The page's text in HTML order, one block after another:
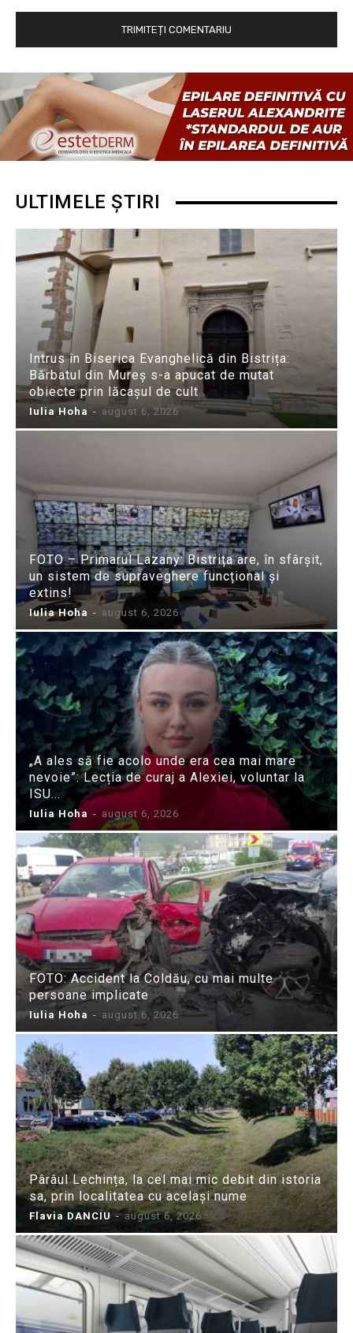
ULTIMELE ȘTIRI
Intrus în Biserica Evanghelică din Bistrița:
Bărbatul din Mureș s-a apucat de mutat
obiecte prin lăcașul de cult
Iulia Hoha - august 6, 2026
FOTO – Primarul Lazany: Bistrița are, în sfârșit,
un sistem de supraveghere funcțional și
extins!
Iulia Hoha - august 6, 2026
„A ales să fie acolo unde era cea mai mare
nevoie”: Lecția de curaj a Alexiei, voluntar la
ISU...
Iulia Hoha - august 6, 2026
FOTO: Accident la Coldău, cu mai multe
persoane implicate
Iulia Hoha - august 6, 2026
Pârâul Lechința, la cel mai mic debit din istoria
sa, prin localitatea cu același nume
Flavia DANCIU - august 6, 2026